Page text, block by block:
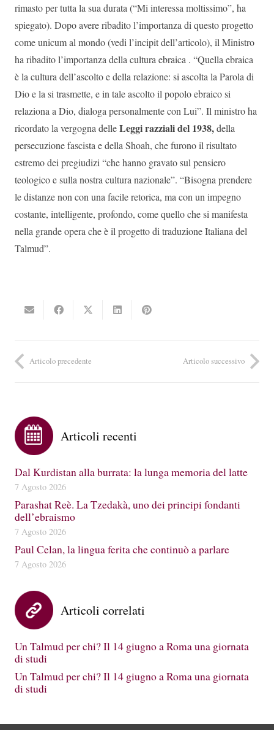
rimasto per tutta la sua durata (“Mi interessa moltissimo”, ha
spiegato). Dopo avere ribadito l’importanza di questo progetto
come unicum al mondo (vedi l’incipit dell’articolo), il Ministro
ha ribadito l’importanza della cultura ebraica . “Quella ebraica
è la cultura dell’ascolto e della relazione: si ascolta la Parola di
Dio e la si trasmette, e in tale ascolto il popolo ebraico si
relaziona a Dio, dialoga personalmente con Lui”. Il ministro ha
ricordato la vergogna delleLeggi razziali del 1938,della
persecuzione fascista e della Shoah, che furono il risultato
estremo dei pregiudizi “che hanno gravato sul pensiero
teologico e sulla nostra cultura nazionale”. “Bisogna prendere
le distanze non con una facile retorica, ma con un impegno
costante, intelligente, profondo, come quello che si manifesta
nella grande opera che è il progetto di traduzione Italiana del
Talmud”.
Articolo precedente Articolo successivo
Articoli recenti
Dal Kurdistan alla burrata: la lunga memoria del latte
7 Agosto 2026
Parashat Reè. La Tzedakà, uno dei principi fondanti
dell’ebraismo
7 Agosto 2026
Paul Celan, la lingua ferita che continuò a parlare
7 Agosto 2026
Articoli correlati
Un Talmud per chi? Il 14 giugno a Roma una giornata
di studi
Un Talmud per chi? Il 14 giugno a Roma una giornata
di studi